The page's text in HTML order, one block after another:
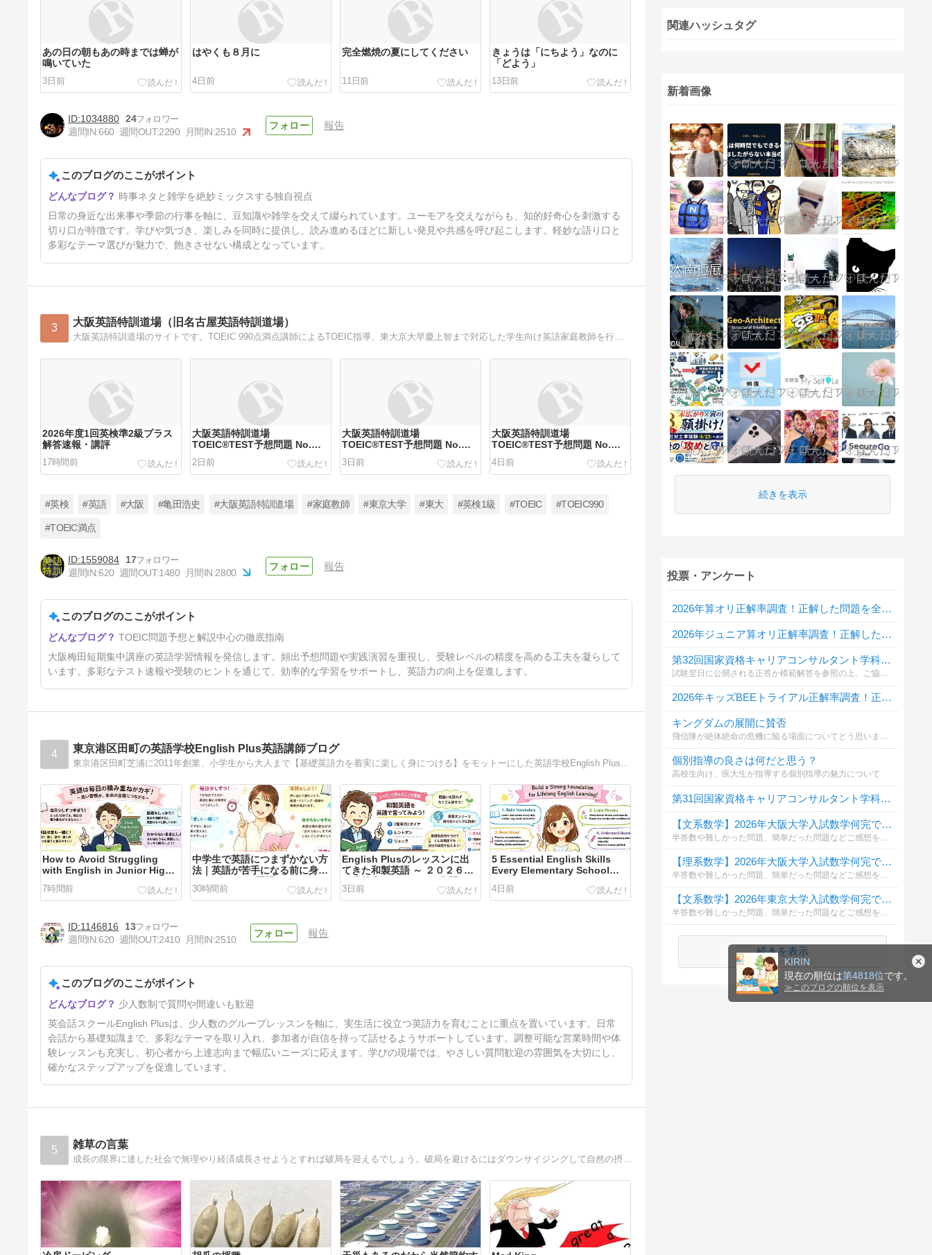
KIRIN
現在の順位は第4818位です。
≫ このブログの順位を表示
あの日の朝もあの時までは蝉が
鳴いていた
3日前
はやくも８月に
4日前
完全燃焼の夏にしてください
11日前
きょうは「にちよう」なのに
「どよう」
13日前
「海へ行く」！
19日前
1034880 24
週間IN:660 週間OUT:2290 月間IN:2510
報告
このブログのここがポイント
時事ネタと雑学を絶妙ミックスする独自視点
日常の身近な出来事や季節の行事を軸に、豆知識や雑学を交えて綴られています。ユーモアを交えながらも、知的好奇心を刺激する
切り口が特徴です。学びや気づき、楽しみを同時に提供し、読み進めるほどに新しい発見や共感を呼び起こします。軽妙な語り口と
多彩なテーマ選びが魅力で、飽きさせない構成となっています。
3 大阪英語特訓道場（旧名古屋英語特訓道場）
2026年度1回英検準2級プラス
解答速報・講評
17時間前
大阪英語特訓道場
TOEIC®TEST予想問題 No.
711
2日前
大阪英語特訓道場
TOEIC®TEST予想問題 No.
710
3日前
大阪英語特訓道場
TOEIC®TEST予想問題 No.
709
4日前
大阪英語特訓道場
TOEIC®TEST予想問題 No.
#英検 #英語 #大阪 #亀田浩史 #大阪英語特訓道場 #家庭教師 #東京大学 #東大 #英検1級 #TOEIC #TOEIC990
#TOEIC満点
1559084
17
週間IN:620 週間OUT:1480 月間IN:2800
報告
このブログのここがポイント
TOEIC問題予想と解説中心の徹底指南
大阪梅田短期集中講座の英語学習情報を発信します。頻出予想問題や実践演習を重視し、受験レベルの精度を高める工夫を凝らして
います。多彩なテスト速報や受験のヒントを通じて、効率的な学習をサポートし、英語力の向上を促進します。
4 東京港区田町の英語学校English Plus英語講師ブログ
How to Avoid Struggling
with English in Junior High
School
7時間前
中学生で英語につまずかない方
法｜英語が苦手になる前に身に
つけたい5つの習慣
30時間前
English Plusのレッスンに出
てきた和製英語 ～ ２０２６年
７月後半のレッスンの復習
3日前
5 Essential English Skills
Every Elementary School
Student Should Build
4日前
小学生のうちに身につけたい英
語力とは？中学校で困らないた
4日前
1146816
13
週間IN:620 週間OUT:2410 月間IN:2510
報告
このブログのここがポイント
少人数制で質問や間違いも歓迎
英会話スクールEnglish Plusは、少人数のグループレッスンを軸に、実生活に役立つ英語力を育むことに重点を置いています。日常
会話から基礎知識まで、多彩なテーマを取り入れ、参加者が自信を持って話せるようサポートしています。調整可能な営業時間や体
験レッスンも充実し、初心者から上達志向まで幅広いニーズに応えます。学びの現場では、やさしい質問歓迎の雰囲気を大切にし、
確かなステップアップを促進しています。
5 雑草の言葉
関連ハッシュタグ
新着画像
続きを表示
投票・アンケート
2026年算オリ正解率調査！正解した問題を全て教えてください
2026年ジュニア算オリ正解率調査！正解した問題を全て教えてください
第32回国家資格キャリアコンサルタント学科試験自己採点投票
試験翌日に公開される正答か模範解答を参照の上、ご協力ください。
2026年キッズBEEトライアル正解率調査！正解した問題を全て教えてください
キングダムの展開に賛否
飛信隊が絶体絶命の危機に陥る場面についてどう思いますか？
個別指導の良さは何だと思う？
高校生向け、医大生が指導する個別指導の魅力について
第31回国家資格キャリアコンサルタント学科試験自己採点投票
【文系数学】2026年大阪大学入試数学何完できましたか？
半答数や難しかった問題、簡単だった問題などご感想をコメント欄に頂けると幸いです。
【理系数学】2026年大阪大学入試数学何完できましたか？
半答数や難しかった問題、簡単だった問題などご感想をコメント欄に頂けると幸いです。
【文系数学】2026年東京大学入試数学何完できましたか？
半答数や難しかった問題、簡単だった問題などご感想をコメント欄に頂けると幸いです。
続きを表示